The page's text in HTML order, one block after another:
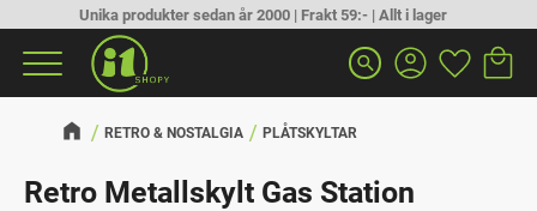
Meny
Unika produkter sedan år 2000 | Frakt 59:- | Allt i lager
search
RETRO & NOSTALGIA PLÅTSKYLTAR
Retro Metallskylt Gas Station